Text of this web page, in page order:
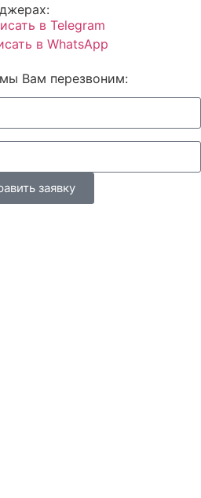
в Telegram
в WhatsApp
Вам перезвоним:
заявку